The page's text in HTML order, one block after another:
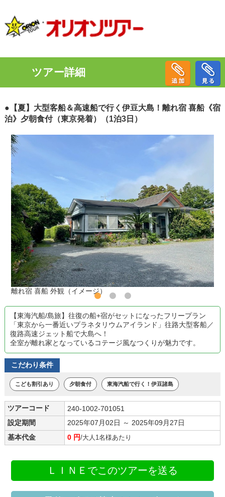
ツアー詳細
●【夏】大型客船＆高速船で行く伊豆大島！離れ宿 喜船《宿
泊》夕朝食付（東京発着）（1泊3日）
離れ宿 喜船 外観（イメージ）
【東海汽船/島旅】往復の船+宿がセットになったフリープラン
「東京から一番近いプラネタリウムアイランド」往路大型客船／
復路高速ジェット船で大島へ！
全室が離れ家となっているコテージ風なつくりが魅力です。
こだわり条件
こども割引あり 夕朝食付 東海汽船で行く！伊豆諸島
ツアーコード
240-1002-701051
設定期間
2025年07月02日 ～ 2025年09月27日
基本代金
0 円/大人1名様あたり
ＬＩＮＥでこのツアーを送る